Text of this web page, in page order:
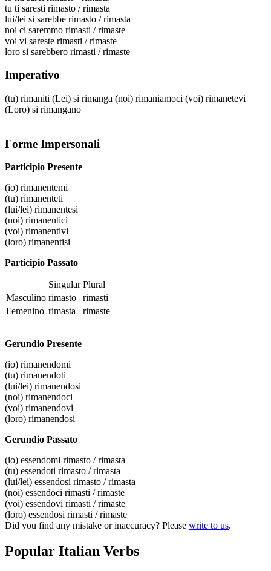
tu ti saresti rimasto / rimasta
lui/lei si sarebbe rimasto / rimasta
noi ci saremmo rimasti / rimaste
voi vi sareste rimasti / rimaste
loro si sarebbero rimasti / rimaste
Imperativo
(tu) rimaniti (Lei) si rimanga (noi) rimaniamoci (voi) rimanetevi
(Loro) si rimangano
Forme Impersonali
Participio Presente
(io) rimanentemi
(tu) rimanenteti
(lui/lei) rimanentesi
(noi) rimanentici
(voi) rimanentivi
(loro) rimanentisi
Participio Passato
Singular Plural
Masculino rimasto
rimasti
Femenino rimasta rimaste
Gerundio Presente
(io) rimanendomi
(tu) rimanendoti
(lui/lei) rimanendosi
(noi) rimanendoci
(voi) rimanendovi
(loro) rimanendosi
Gerundio Passato
(io) essendomi rimasto / rimasta
(tu) essendoti rimasto / rimasta
(lui/lei) essendosi rimasto / rimasta
(noi) essendoci rimasti / rimaste
(voi) essendovi rimasti / rimaste
(loro) essendosi rimasti / rimaste
Did you find any mistake or inaccuracy? Please write to us.
Popular Italian Verbs